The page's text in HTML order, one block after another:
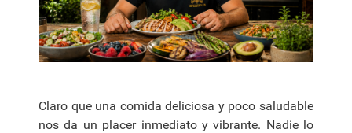
Claro que una comida deliciosa y poco saludable
nos da un placer inmediato y vibrante. Nadie lo